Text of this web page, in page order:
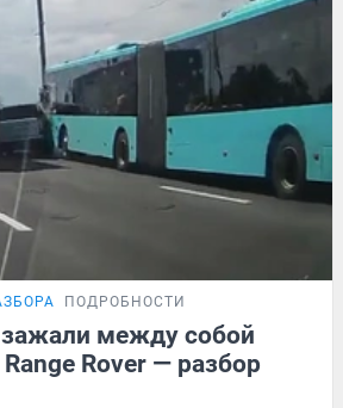
ПОДРОБНОСТИ
между собой
Rover — разбор